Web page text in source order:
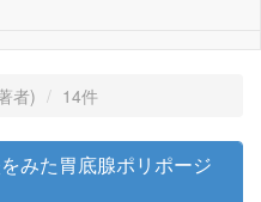
者) 14件
みた胃底腺ポリポージ